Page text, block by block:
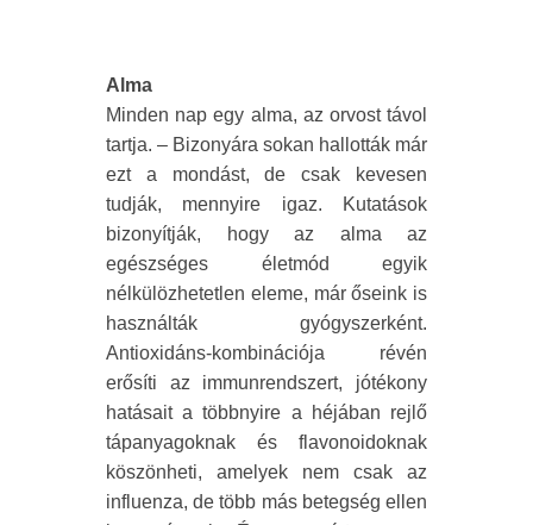
Alma
Minden nap egy alma, az orvost távol
tartja. – Bizonyára sokan hallották már
ezt a mondást, de csak kevesen
tudják, mennyire igaz. Kutatások
bizonyítják, hogy az alma az
egészséges életmód egyik
nélkülözhetetlen eleme, már őseink is
használták gyógyszerként.
Antioxidáns-kombinációja révén
erősíti az immunrendszert, jótékony
hatásait a többnyire a héjában rejlő
tápanyagoknak és flavonoidoknak
köszönheti, amelyek nem csak az
influenza, de több más betegség ellen